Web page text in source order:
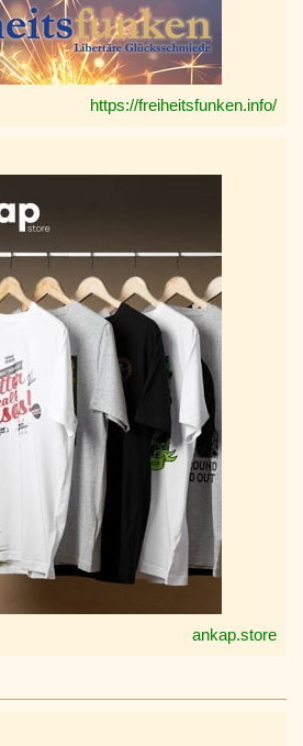
https://freiheitsfunken.info/
ankap.store